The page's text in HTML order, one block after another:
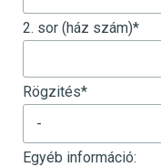
2. sor (ház szám)*
Rögzités*
Egyéb információ: